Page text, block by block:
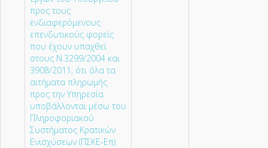
προς τους
ενδιαφερόμενους
επενδυτικούς φορείς
που έχουν υπαχθεί
στους Ν.3299/2004 και
3908/2011, ότι όλα τα
αιτήματα πληρωμής
προς την Υπηρεσία
υποβάλλονται μέσω του
Πληροφοριακού
Συστήματος Κρατικών
Ενισχύσεων (ΠΣΚΕ-Επ)